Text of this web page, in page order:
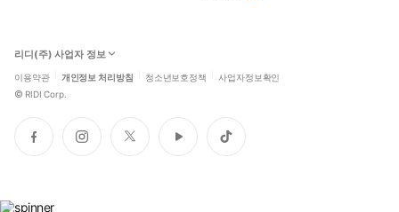
리디(주) 사업자 정보
이용약관 개인정보 처리방침 청소년보호정책 사업자정보확인
© RIDI Corp.
페
이
인
스
트
위
유
튜
틱
톡